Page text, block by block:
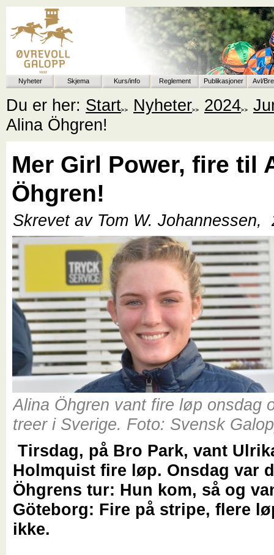
Nyheter Skjema Kurs/info Reglement Publikasjoner Avl/
Du er her: Start Nyheter 2024
Alina Öhgren!
Mer Girl Power, fire til
Öhgren!
Skrevet av Tom W. Johannessen,
Alina Öhgren vant fire løp onsdag
treer i Sverige. Foto: Svensk
Tirsdag, på Bro Park, vant
Holmquist fire løp. Onsdag var
Öhgrens tur: Hun kom, så og
Göteborg: Fire på stripe, flere
ikke.